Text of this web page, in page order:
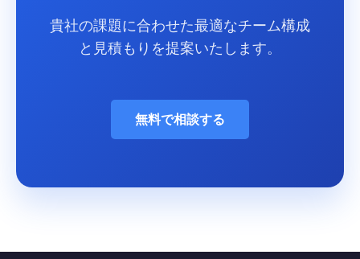
貴社の課題に合わせた最適なチーム構成
と見積もりを提案いたします。
無料で相談する